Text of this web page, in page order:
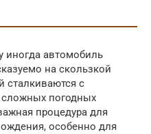
автомобиль
на скользкой
сталкиваются с
погодных
процедура для
особенно для